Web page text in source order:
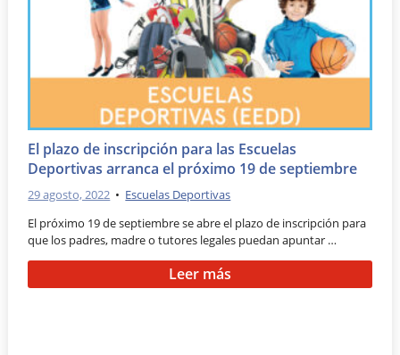
El plazo de inscripción para las Escuelas
Deportivas arranca el próximo 19 de septiembre
29 agosto, 2022 • Escuelas Deportivas
El próximo 19 de septiembre se abre el plazo de inscripción para
que los padres, madre o tutores legales puedan apuntar …
Leer más